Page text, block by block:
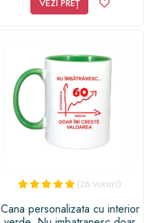
care ti-o port, ai fi
stabilizati naturali si flori
decorative, dimensiune
20cm, Alb
VEZI PREȚ
(26 voturi)
Cana personalizata cu interior